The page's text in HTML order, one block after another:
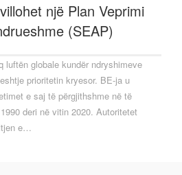
një Plan Veprimi
(SEAP)
luftën globale kundër ndryshimeve
prioritetin kryesor. BE-ja u
e saj të përgjithshme në të
deri në vitin 2020. Autoritetet
e…